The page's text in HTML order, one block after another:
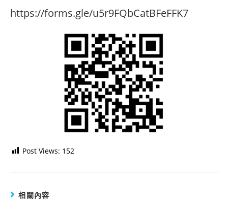
https://forms.gle/u5r9FQbCatBFeFFK7
Post Views: 152
相關內容